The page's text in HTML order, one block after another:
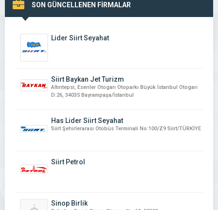
SON GÜNCELLENEN FİRMALAR
Lider Siirt Seyahat
Siirt Baykan Jet Turizm
Altıntepsi, Esenler Otogarı Otoparkı Büyük İstanbul Otogarı
D:26, 34035 Bayrampaşa/İstanbul
Has Lider Siirt Seyahat
Siirt Şehirlerarası Otobüs Terminali No:100/Z9 Siirt/TÜRKİYE
Siirt Petrol
Sinop Birlik